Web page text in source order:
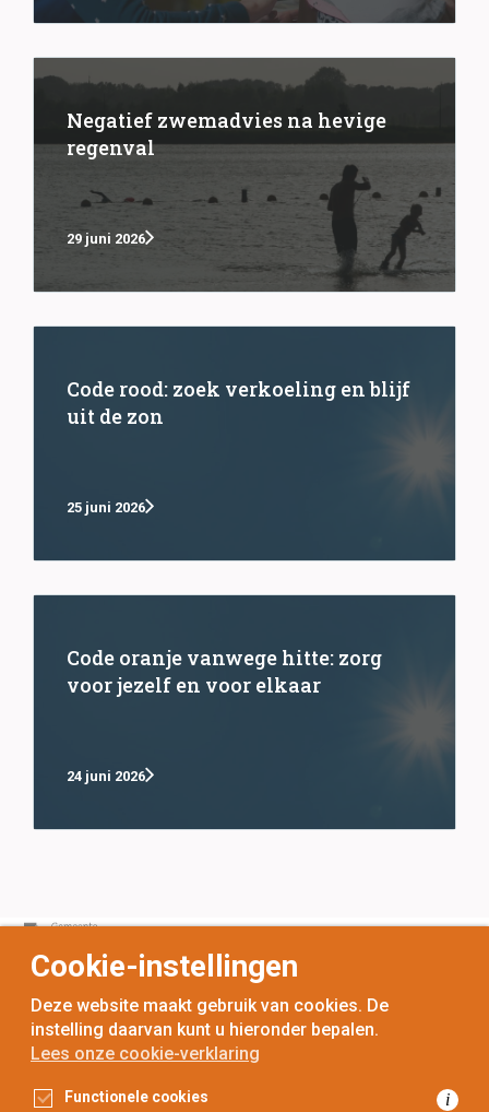
Negatief zwemadvies na hevige
regenval
29 juni 2026
Code rood: zoek verkoeling en blijf
uit de zon
25 juni 2026
Code oranje vanwege hitte: zorg
voor jezelf en voor elkaar
24 juni 2026
voorinwoners,metgemeenten
Cookie-instellingen
Deze website maakt gebruik van cookies. De
instelling daarvan kunt u hieronder bepalen.
Lees onze cookie-verklaring
Functionele cookies i